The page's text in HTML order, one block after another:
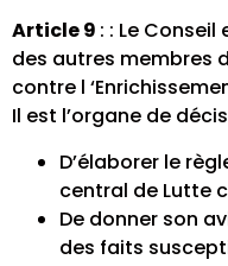
Article 9 : : Le
des autres membres
contre l
Il est l’organe de
D’élaborer le
central de Lutte
De donner son
des faits